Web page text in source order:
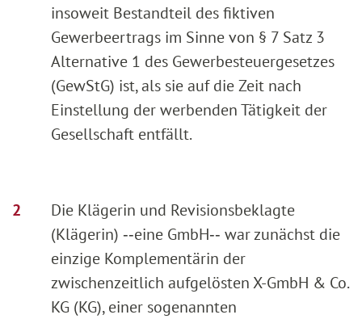
insoweit Bestandteil des fiktiven
Gewerbeertrags im Sinne von § 7 Satz 3
Alternative 1 des Gewerbesteuergesetzes
(GewStG) ist, als sie auf die Zeit nach
Einstellung der werbenden Tätigkeit der
Gesellschaft entfällt.
Die Klägerin und Revisionsbeklagte
(Klägerin) ‑‑eine GmbH‑‑ war zunächst die
einzige Komplementärin der
zwischenzeitlich aufgelösten X-GmbH & Co.
KG (KG), einer sogenannten